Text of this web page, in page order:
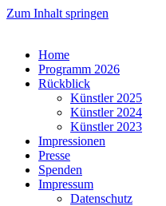
Zum Inhalt springen
Home
Programm 2026
Rückblick
Künstler 2025
Künstler 2024
Künstler 2023
Impressionen
Presse
Spenden
Impressum
Datenschutz